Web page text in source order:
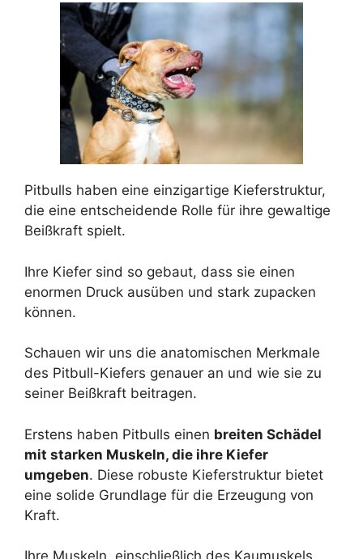
Pitbulls haben eine einzigartige Kieferstruktur,
die eine entscheidende Rolle für ihre gewaltige
Beißkraft spielt.
Ihre Kiefer sind so gebaut, dass sie einen
enormen Druck ausüben und stark zupacken
können.
Schauen wir uns die anatomischen Merkmale
des Pitbull-Kiefers genauer an und wie sie zu
seiner Beißkraft beitragen.
Erstens haben Pitbulls einen breiten Schädel
mit starken Muskeln, die ihre Kiefer
umgeben. Diese robuste Kieferstruktur bietet
eine solide Grundlage für die Erzeugung von
Kraft.